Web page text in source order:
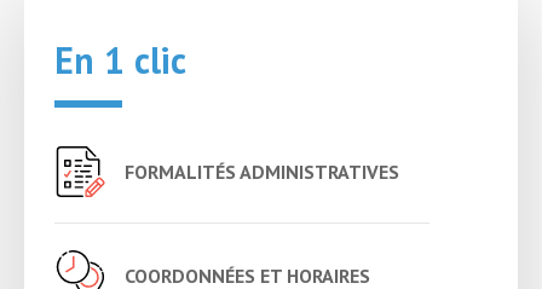
En 1 clic
FORMALITÉS ADMINISTRATIVES
COORDONNÉES ET HORAIRES